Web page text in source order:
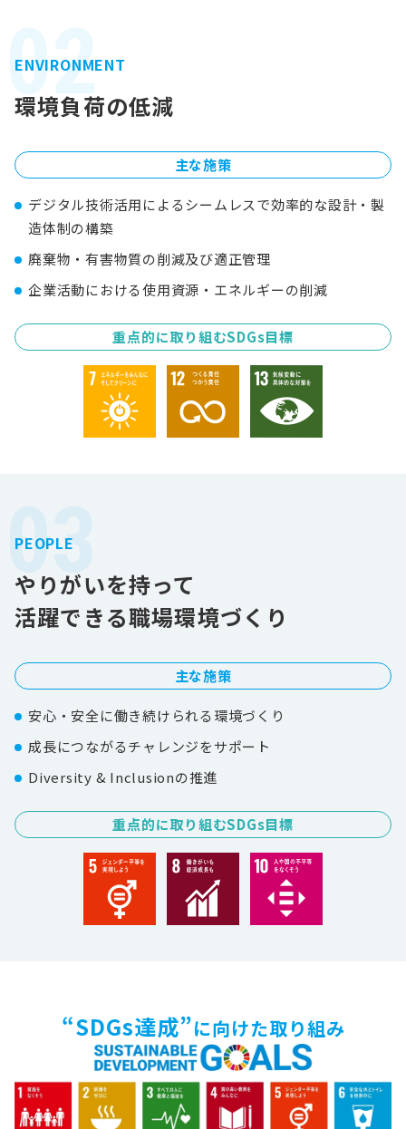
02
ENVIRONMENT
環境負荷の低減
主な施策
デジタル技術活用によるシームレスで効率的な設計・製
造体制の構築
廃棄物・有害物質の削減及び適正管理
企業活動における使用資源・エネルギーの削減
重点的に取り組むSDGs目標
03
PEOPLE
やりがいを持って
活躍できる職場環境づくり
主な施策
安心・安全に働き続けられる環境づくり
成長につながるチャレンジをサポート
Diversity & Inclusionの推進
重点的に取り組むSDGs目標
“SDGs達成”に向けた取り組み